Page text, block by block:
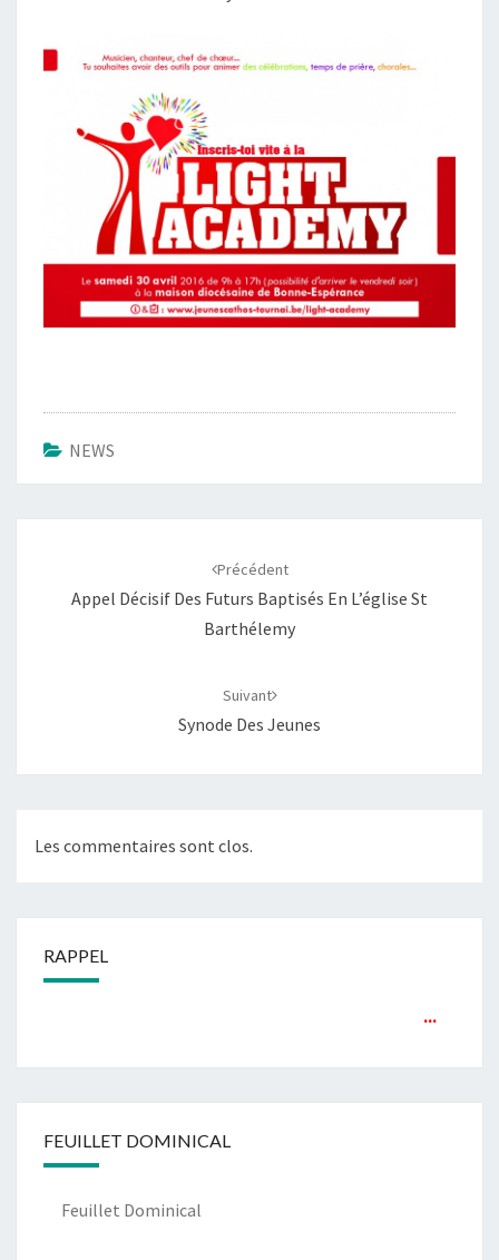
NEWS
Précédent
Appel Décisif Des Futurs Baptisés En L’église St
Barthélemy
Suivant
Synode Des Jeunes
Les commentaires sont clos.
RAPPEL
FEUILLET DOMINICAL
Feuillet Dominical